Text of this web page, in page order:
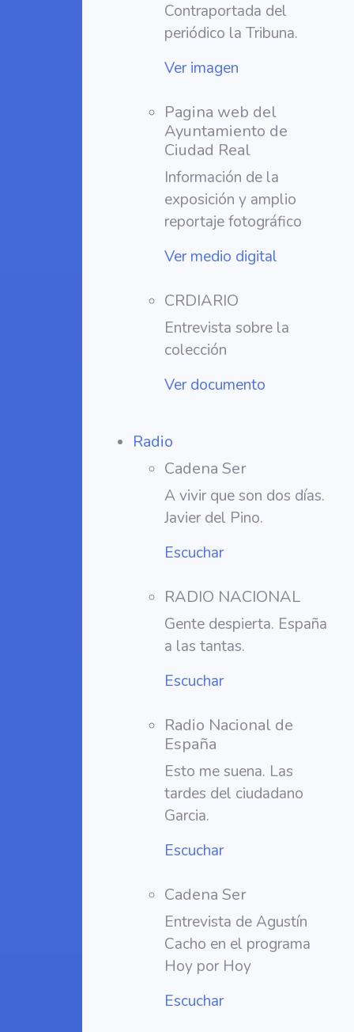
Contraportada del
periódico la Tribuna.
Ver imagen
Pagina web del
Ayuntamiento de
Ciudad Real
Información de la
exposición y amplio
reportaje fotográfico
Ver medio digital
CRDIARIO
Entrevista sobre la
colección
Ver documento
Radio
Cadena Ser
A vivir que son dos días.
Javier del Pino.
Escuchar
RADIO NACIONAL
Gente despierta. España
a las tantas.
Escuchar
Radio Nacional de
España
Esto me suena. Las
tardes del ciudadano
Garcia.
Escuchar
Cadena Ser
Entrevista de Agustín
Cacho en el programa
Hoy por Hoy
Escuchar